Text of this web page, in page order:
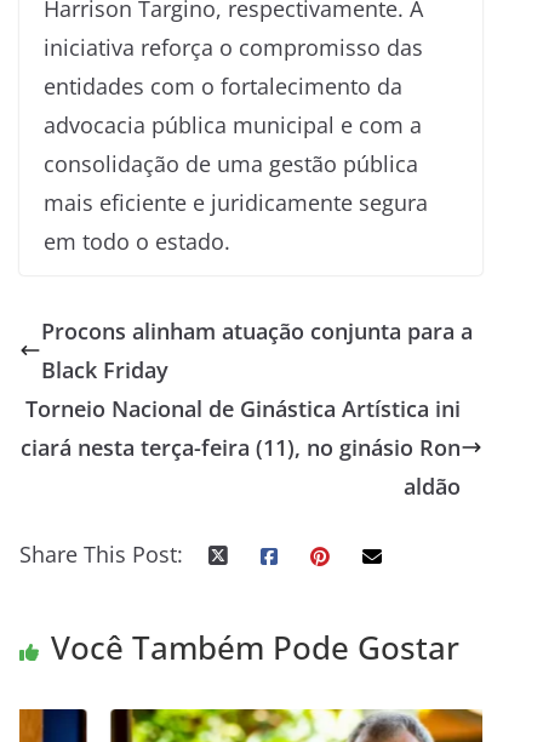
Harrison Targino, respectivamente. A
iniciativa reforça o compromisso das
entidades com o fortalecimento da
advocacia pública municipal e com a
consolidação de uma gestão pública
mais eficiente e juridicamente segura
em todo o estado.
Procons alinham atuação conjunta para a
Black Friday
Torneio Nacional de Ginástica Artística ini
ciará nesta terça-feira (11), no ginásio Ron
aldão
Share This Post:
Você Também Pode Gostar